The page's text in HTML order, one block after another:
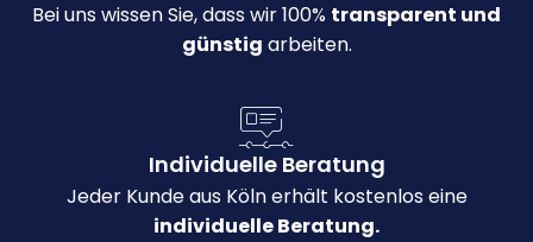
Bei uns wissen Sie, dass wir 100% transparent und
günstig arbeiten.
Individuelle Beratung
Jeder Kunde aus Köln erhält kostenlos eine
individuelle Beratung.